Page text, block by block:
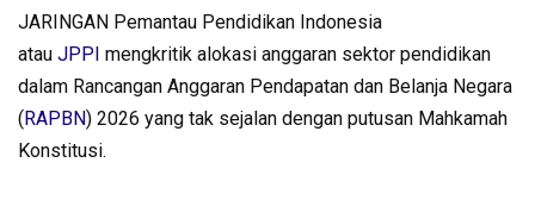
JARINGAN Pemantau Pendidikan Indonesia
atau JPPI mengkritik alokasi anggaran sektor pendidikan
dalam Rancangan Anggaran Pendapatan dan Belanja Negara
(RAPBN) 2026 yang tak sejalan dengan putusan Mahkamah
Konstitusi.